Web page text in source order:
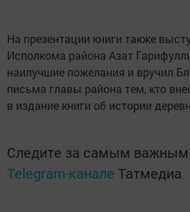
На презентации книги также
Исполкома района Азат
наилучшие пожелания и вручил
письма главы района тем, кто
в издание книги об истории
Следите за самым
Telegram-канале Татмедиа